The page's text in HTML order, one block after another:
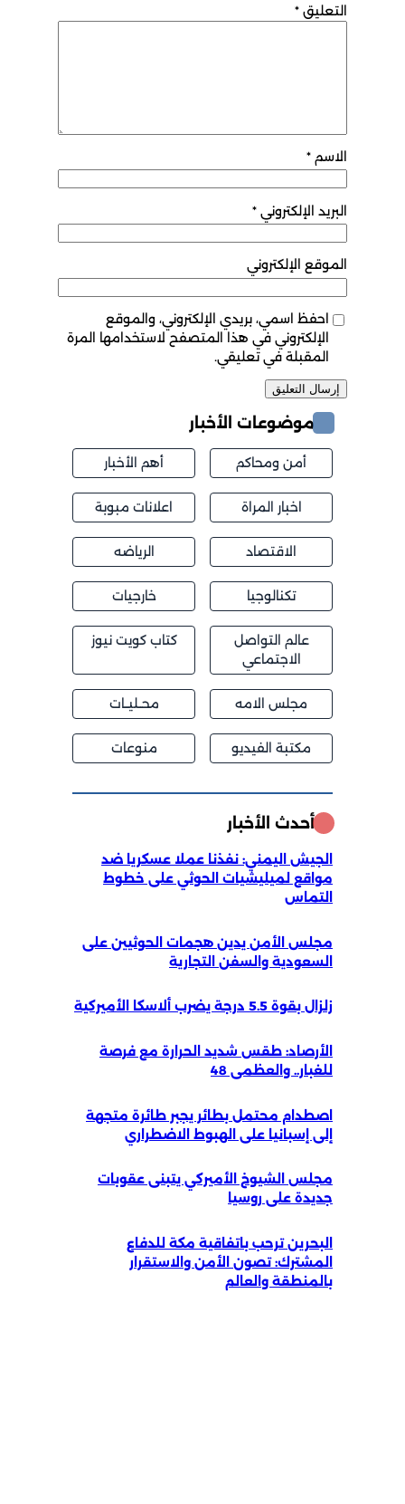
التعليق *
الاسم *
البريد الإلكتروني *
الموقع الإلكتروني
احفظ اسمي، بريدي الإلكتروني، والموقع
الإلكتروني في هذا المتصفح لاستخدامها المرة
المقبلة في تعليقي.
موضوعات الأخبار
أمن ومحاكم أهم الأخبار
اخبار المراة اعلانات مبوبة
الاقتصاد الرياضه
تكنالوجيا خارجيات
عالم التواصل
الاجتماعي
كتاب كويت نيوز
مجلس الامه محــليــات
مكتبة الفيديو منوعات
أحدث الأخبار
الجيش اليمني: نفذنا عملا عسكريا ضد
مواقع لميليشيات الحوثي على خطوط
التماس
مجلس الأمن يدين هجمات الحوثيين على
السعودية والسفن التجارية
زلزال بقوة 5.5 درجة يضرب ألاسكا الأميركية
الأرصاد: طقس شديد الحرارة مع فرصة
للغبار.. والعظمى 48
اصطدام محتمل بطائر يجبر طائرة متجهة
إلى إسبانيا على الهبوط الاضطراري
مجلس الشيوخ الأميركي يتبنى عقوبات
جديدة على روسيا
البحرين ترحب باتفاقية مكة للدفاع
المشترك: تصون الأمن والاستقرار
بالمنطقة والعالم